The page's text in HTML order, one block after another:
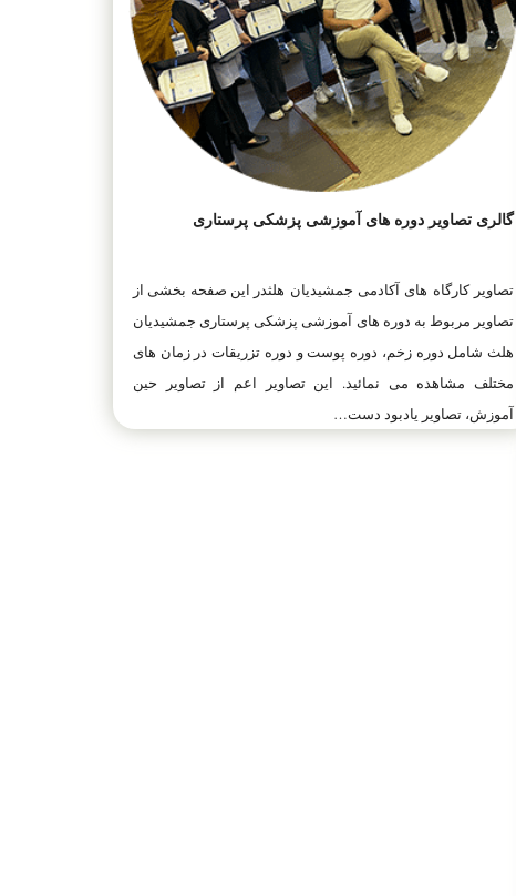
گالری تصاویر دوره های آموزشی پزشکی پرستاری
تصاویر کارگاه های آکادمی جمشیدیان هلثدر این صفحه بخشی از
تصاویر مربوط به دوره های آموزشی پزشکی پرستاری جمشیدیان
هلث شامل دوره زخم، دوره پوست و دوره تزریقات در زمان های
مختلف مشاهده می نمائید. این تصاویر اعم از تصاویر حین
آموزش، تصاویر یادبود دست…